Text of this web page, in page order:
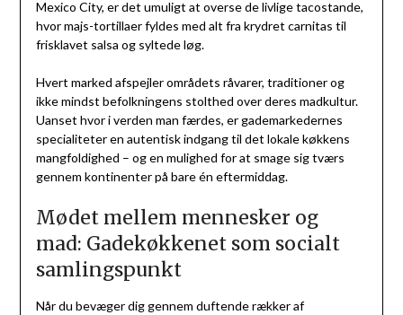
Mexico City, er det umuligt at overse de livlige tacostande,
hvor majs-tortillaer fyldes med alt fra krydret carnitas til
frisklavet salsa og syltede løg.
Hvert marked afspejler områdets råvarer, traditioner og
ikke mindst befolkningens stolthed over deres madkultur.
Uanset hvor i verden man færdes, er gademarkedernes
specialiteter en autentisk indgang til det lokale køkkens
mangfoldighed – og en mulighed for at smage sig tværs
gennem kontinenter på bare én eftermiddag.
Mødet mellem mennesker og
mad: Gadekøkkenet som socialt
samlingspunkt
Når du bevæger dig gennem duftende rækker af